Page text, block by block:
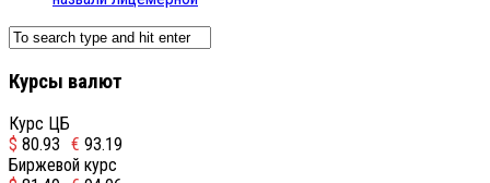
Курсы валют
Курс ЦБ
$ 80.93 € 93.19
Биржевой курс